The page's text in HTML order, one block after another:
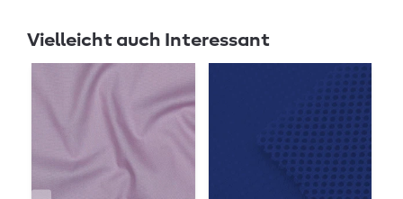
Vielleicht auch Interessant